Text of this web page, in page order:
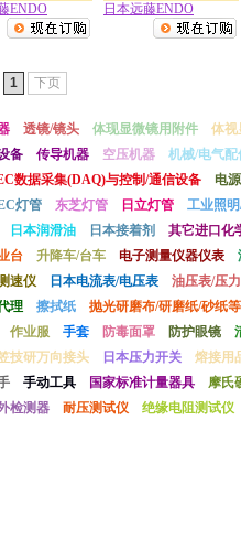
ENDO
日本远藤ENDO
1 下页
透镜/镜头 体现显微镜用附件
体视
备
传导机器 空压机器
机械/电气配
数据采集(DAQ)与控制/通信设备
电
灯管
东芝灯管 日立灯管
工业照
日本润滑油 日本接着剂
其它进口化
台 升降车/台车 电子测量仪器仪表
速仪 日本电流表/电压表
油压表/压
理
擦拭纸
抛光研磨布/研磨纸/砂纸等
作业服 手套 防毒面罩 防护眼镜
技研万向接头 日本压力开关
熔接用
手动工具 国家标准计量器具
摩氏
检测器 耐压测试仪 绝缘电阻测试仪